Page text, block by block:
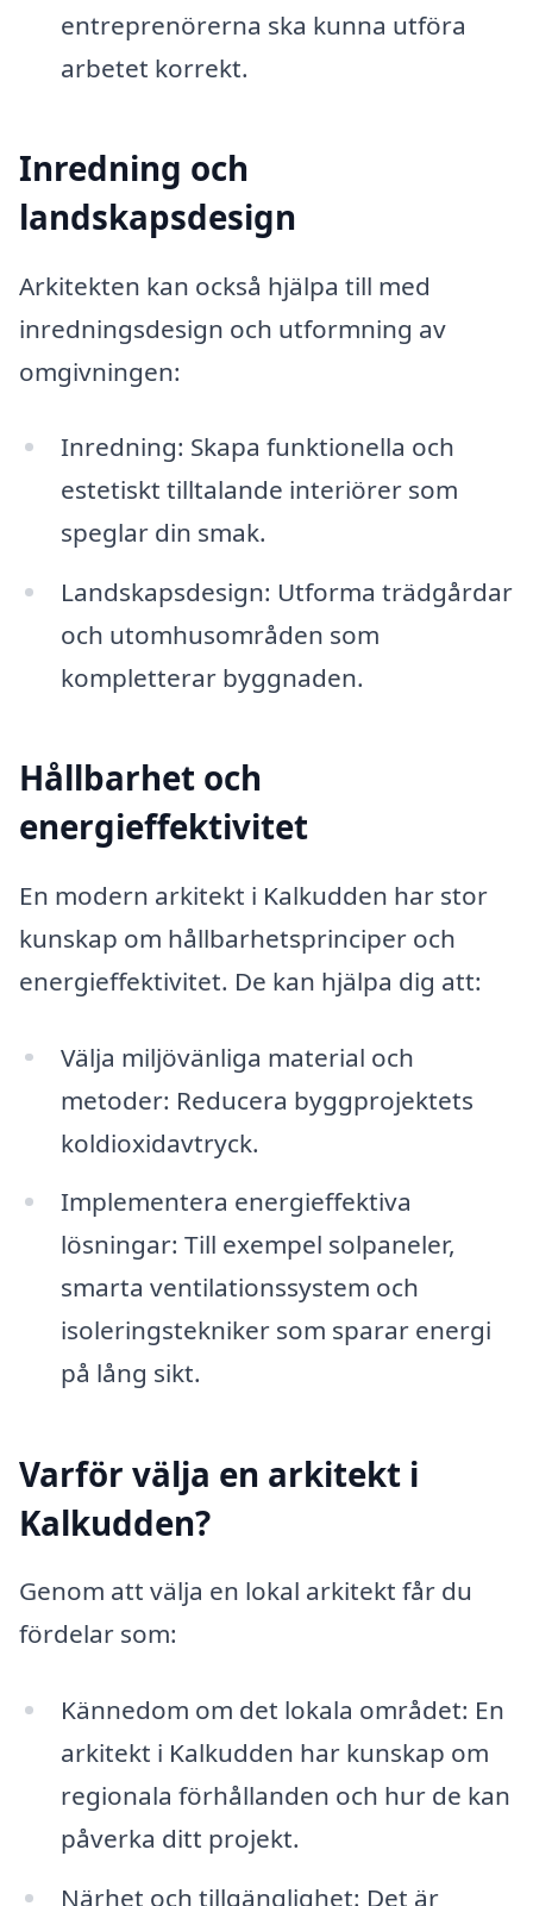
entreprenörerna ska kunna utföra
arbetet korrekt.
Inredning och
landskapsdesign
Arkitekten kan också hjälpa till med
inredningsdesign och utformning av
omgivningen:
Inredning: Skapa funktionella och
estetiskt tilltalande interiörer som
speglar din smak.
Landskapsdesign: Utforma trädgårdar
och utomhusområden som
kompletterar byggnaden.
Hållbarhet och
energieffektivitet
En modern arkitekt i Kalkudden har stor
kunskap om hållbarhetsprinciper och
energieffektivitet. De kan hjälpa dig att:
Välja miljövänliga material och
metoder: Reducera byggprojektets
koldioxidavtryck.
Implementera energieffektiva
lösningar: Till exempel solpaneler,
smarta ventilationssystem och
isoleringstekniker som sparar energi
på lång sikt.
Varför välja en arkitekt i
Kalkudden?
Genom att välja en lokal arkitekt får du
fördelar som:
Kännedom om det lokala området: En
arkitekt i Kalkudden har kunskap om
regionala förhållanden och hur de kan
påverka ditt projekt.
Närhet och tillgänglighet: Det är